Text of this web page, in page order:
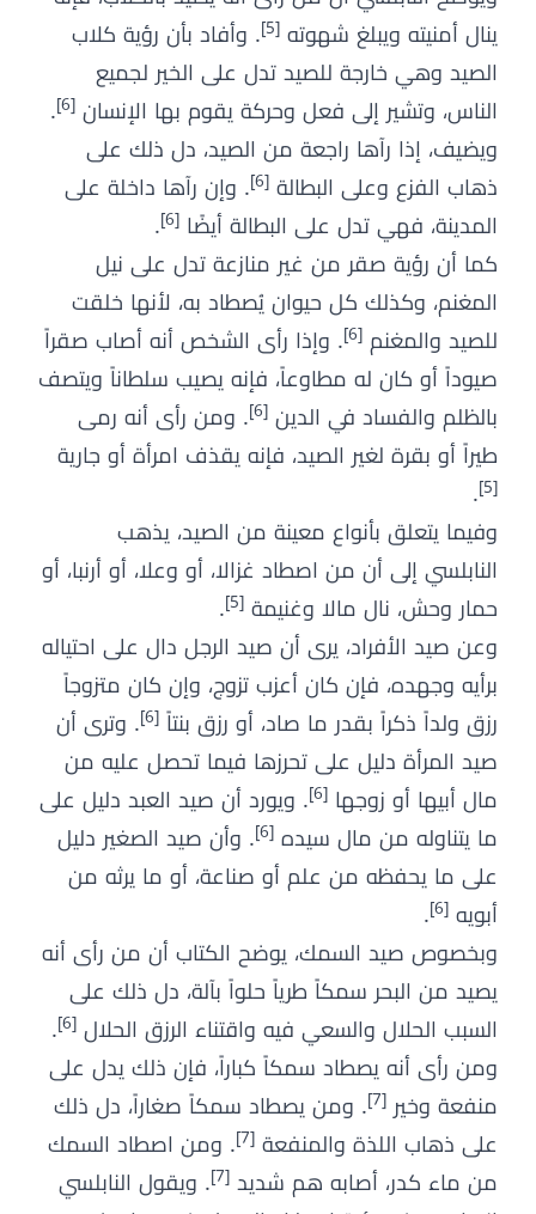
ينال أمنيته ويبلغ شهوته [5] . وأفاد بأن رؤية كلاب
الصيد وهي خارجة للصيد تدل على الخير لجميع
الناس، وتشير إلى فعل وحركة يقوم بها الإنسان [6]
.
ويضيف، إذا رآها راجعة من الصيد، دل ذلك على
ذهاب الفزع وعلى البطالة [6] . وإن رآها داخلة على
المدينة، فهي تدل على البطالة أيضًا [6]
.
كما أن رؤية صقر من غير منازعة تدل على نيل
المغنم، وكذلك كل حيوان يُصطاد به، لأنها خلقت
للصيد والمغنم [6] . وإذا رأى الشخص أنه أصاب صقراً
صيوداً أو كان له مطاوعاً، فإنه يصيب سلطاناً ويتصف
بالظلم والفساد في الدين [6] . ومن رأى أنه رمى
طيراً أو بقرة لغير الصيد، فإنه يقذف امرأة أو جارية
[5]
.
وفيما يتعلق بأنواع معينة من الصيد، يذهب
النابلسي إلى أن من اصطاد غزالا، أو وعلا، أو أرنبا، أو
حمار وحش، نال مالا وغنيمة [5]
.
وعن صيد الأفراد، يرى أن صيد الرجل دال على احتياله
برأيه وجهده، فإن كان أعزب تزوج، وإن كان متزوجاً
رزق ولداً ذكراً بقدر ما صاد، أو رزق بنتاً [6] . وترى أن
صيد المرأة دليل على تحرزها فيما تحصل عليه من
مال أبيها أو زوجها [6] . ويورد أن صيد العبد دليل على
ما يتناوله من مال سيده [6] . وأن صيد الصغير دليل
على ما يحفظه من علم أو صناعة، أو ما يرثه من
أبويه [6]
.
وبخصوص صيد السمك، يوضح الكتاب أن من رأى أنه
يصيد من البحر سمكاً طرياً حلواً بآلة، دل ذلك على
السبب الحلال والسعي فيه واقتناء الرزق الحلال [6]
.
ومن رأى أنه يصطاد سمكاً كباراً، فإن ذلك يدل على
منفعة وخير [7] . ومن يصطاد سمكاً صغاراً، دل ذلك
على ذهاب اللذة والمنفعة [7] . ومن اصطاد السمك
من ماء كدر، أصابه هم شديد [7] . ويقول النابلسي